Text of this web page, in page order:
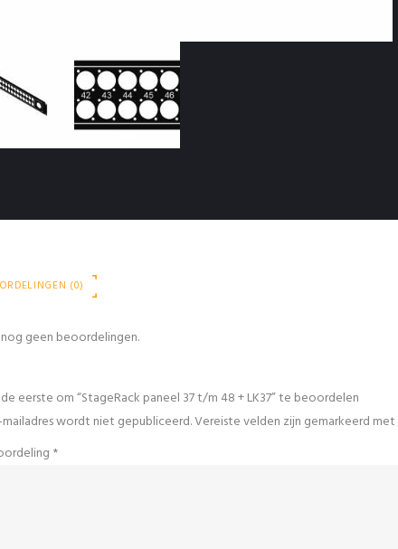
(0)
nog geen beoordelingen.
eerste om “StageRack paneel 37 t/m 48 + LK37” te beoordelen
wordt niet gepubliceerd.Vereiste velden zijn gemarkeerd met
*